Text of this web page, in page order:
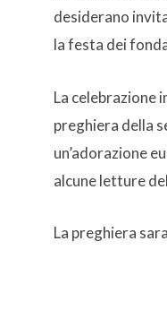
desiderano
la festa dei
La celebrazione
preghiera della
un’adorazione
alcune letture
La preghiera